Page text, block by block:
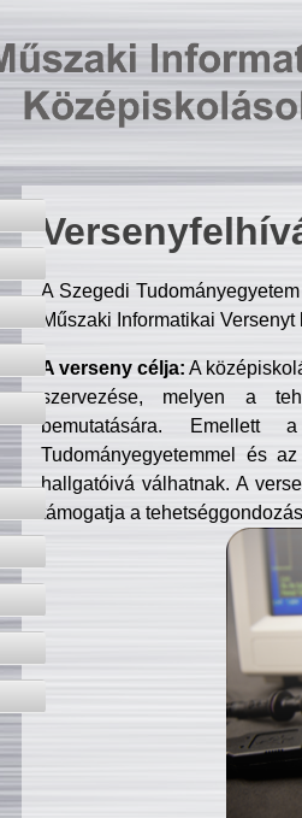
A Szegedi
Műszaki Informatikai
A verseny célja: A
szervezése, melyen a
bemutatására. Emellett
Tudományegyetemmel és
hallgatóivá válhatnak. A
támogatja a